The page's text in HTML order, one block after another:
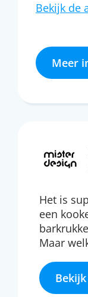
Bekijk de
Meer
Het is
een
Maar
Bekijk